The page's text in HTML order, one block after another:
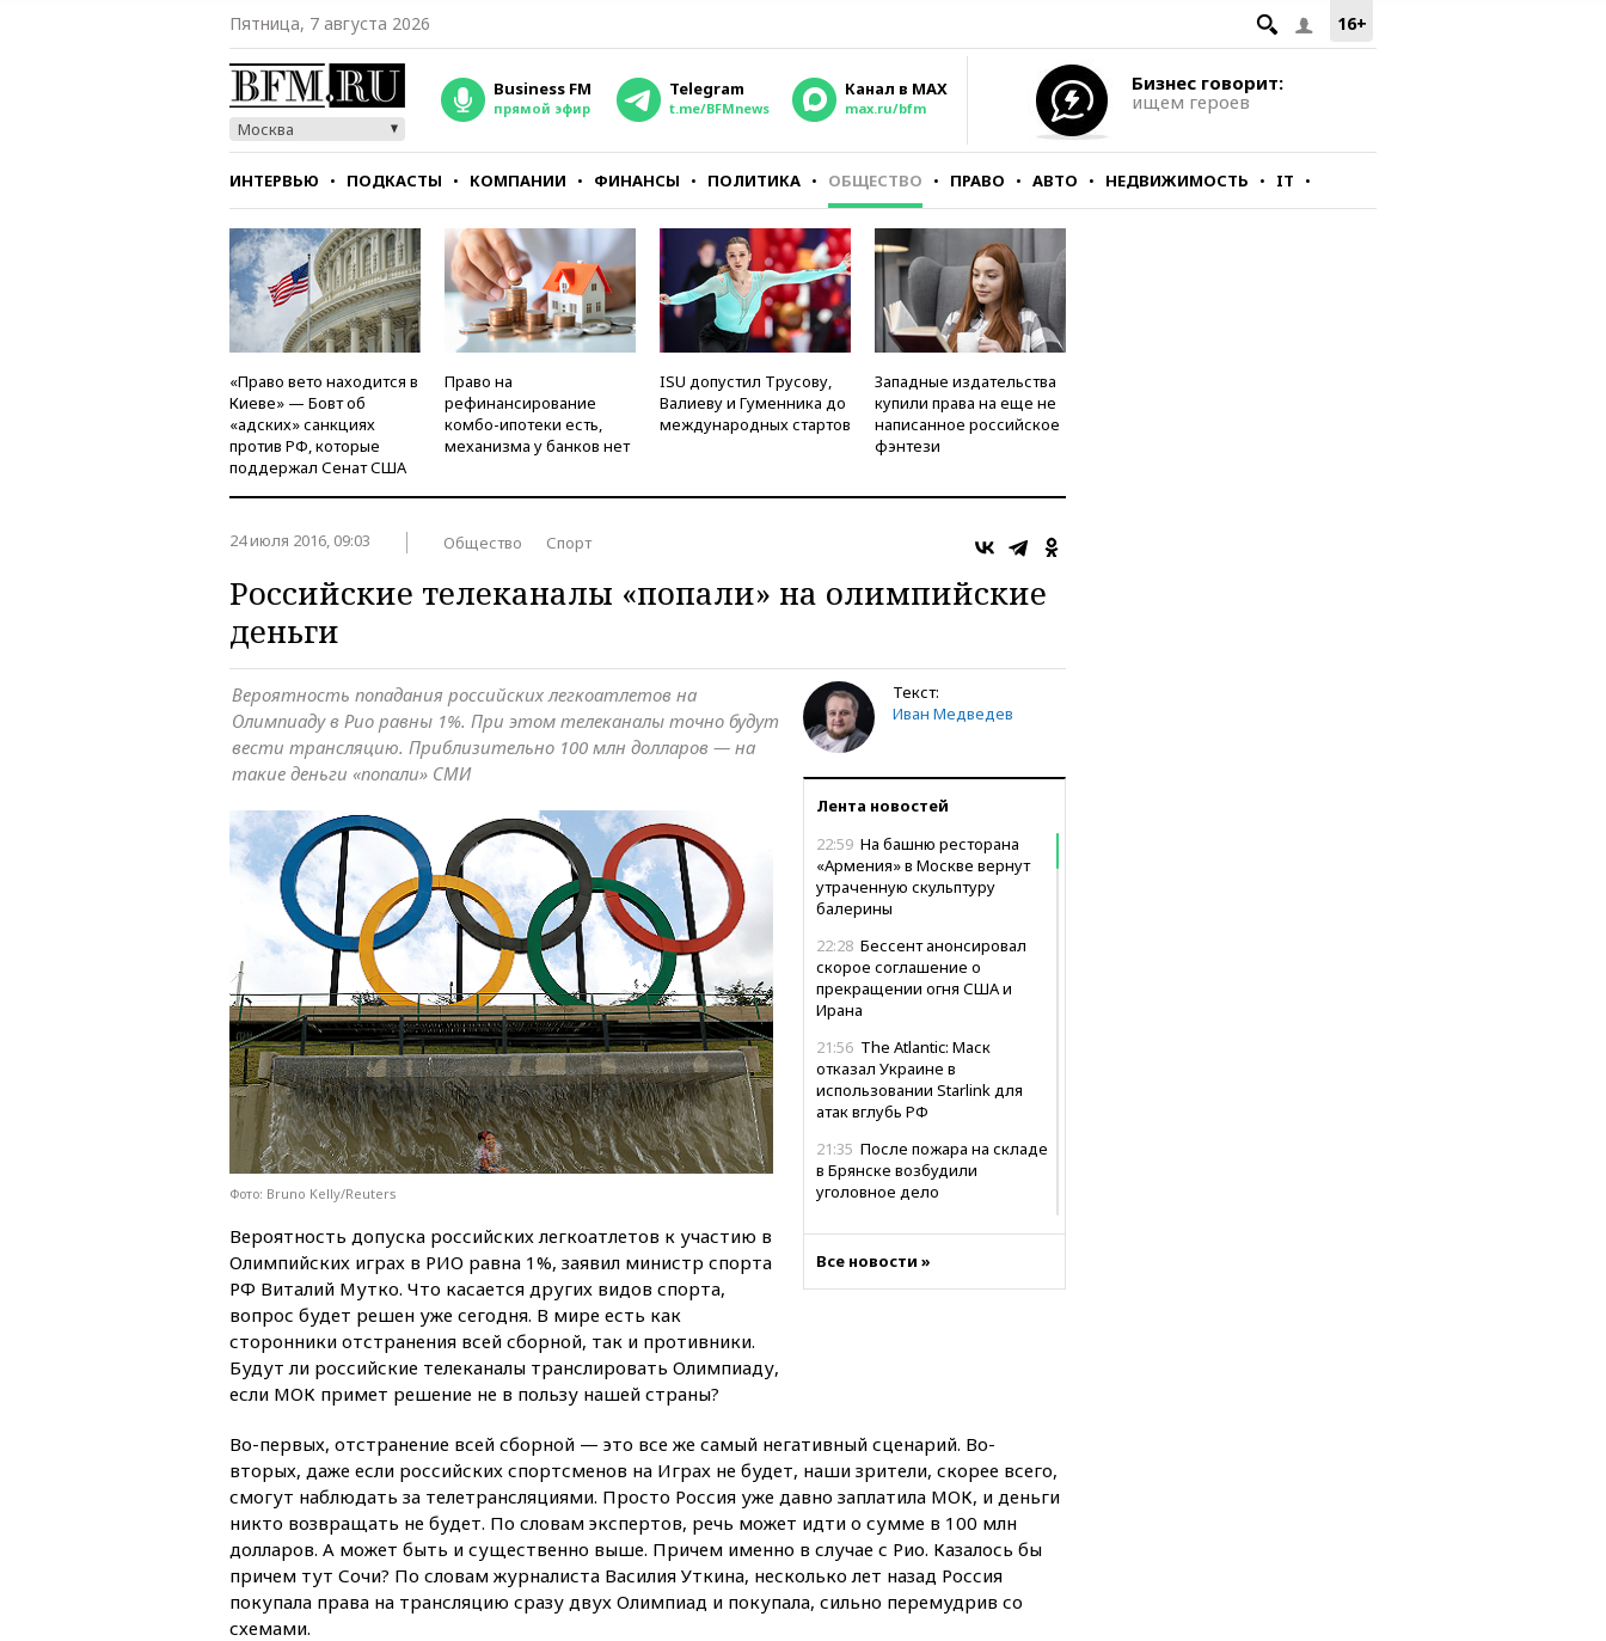
16+
Пятница, 7 августа 2026
Москва
Business FM
прямой эфир
Telegram
t.me/BFMnews
Канал в MAX
max.ru/bfm
Бизнес говорит:
ищем героев
ИНТЕРВЬЮ ПОДКАСТЫ КОМПАНИИ ФИНАНСЫ ПОЛИТИКА ОБЩЕСТВО ПРАВО АВТО НЕДВИЖИМОСТЬ IT
СТИЛЬ ТЕСТЫ
«Право вето находится в
Киеве» — Бовт об
«адских» санкциях
против РФ, которые
поддержал Сенат США
Право на
рефинансирование
комбо-ипотеки есть,
механизма у банков нет
ISU допустил Трусову,
Валиеву и Гуменника до
международных стартов
Западные издательства
купили права на еще не
написанное российское
фэнтези
24 июля 2016, 09:03 Общество Спорт
Российские телеканалы «попали» на олимпийские
деньги
Текст:
Иван Медведев
Лента новостей
22:59 На башню ресторана
«Армения» в Москве вернут
утраченную скульптуру
балерины
22:28 Бессент анонсировал
скорое соглашение о
прекращении огня США и
Ирана
21:56 The Atlantic: Маск
отказал Украине в
использовании Starlink для
атак вглубь РФ
21:35 После пожара на складе
в Брянске возбудили
уголовное дело
официальный отказ в визах от
Хорватии
20:53 Швыдкой:
«Интервидение» точно
20:45ПВО за день сбила еще
75 украинских беспилотников
Все новости »
Вероятность попадания российских легкоатлетов на
Олимпиаду в Рио равны 1%. При этом телеканалы точно будут
вести трансляцию. Приблизительно 100 млн долларов — на
такие деньги «попали» СМИ
Фото: Bruno Kelly/Reuters
Вероятность допуска российских легкоатлетов к участию в
Олимпийских играх в РИО равна 1%, заявил министр спорта
РФ Виталий Мутко. Что касается других видов спорта,
вопрос будет решен уже сегодня. В мире есть как
сторонники отстранения всей сборной, так и противники.
Будут ли российские телеканалы транслировать Олимпиаду,
если МОК примет решение не в пользу нашей страны?
Во-первых, отстранение всей сборной — это все же самый негативный сценарий. Во-
вторых, даже если российских спортсменов на Играх не будет, наши зрители, скорее всего,
смогут наблюдать за телетрансляциями. Просто Россия уже давно заплатила МОК, и деньги
никто возвращать не будет. По словам экспертов, речь может идти о сумме в 100 млн
долларов. А может быть и существенно выше. Причем именно в случае с Рио. Казалось бы
причем тут Сочи? По словам журналиста Василия Уткина, несколько лет назад Россия
покупала права на трансляцию сразу двух Олимпиад и покупала, сильно перемудрив со
схемами.